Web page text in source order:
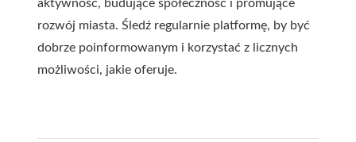
aktywność, budujące społeczność i promujące
rozwój miasta. Śledź regularnie platformę, by być
dobrze poinformowanym i korzystać z licznych
możliwości, jakie oferuje.